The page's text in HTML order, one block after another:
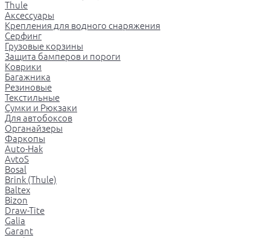
Thule
Аксессуары
Крепления для водного снаряжения
Серфинг
Грузовые корзины
Защита бамперов и пороги
Коврики
Багажника
Резиновые
Текстильные
Сумки и Рюкзаки
Для автобоксов
Органайзеры
Фаркопы
Auto-Hak
AvtoS
Bosal
Brink (Thule)
Baltex
Bizon
Draw-Tite
Galia
Garant